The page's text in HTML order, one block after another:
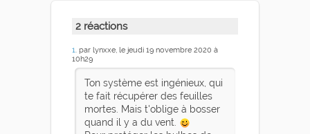
2 réactions
1. par lynxxe, le jeudi 19 novembre 2020 à
10h29
Ton système est ingénieux, qui
te fait récupérer des feuilles
mortes. Mais t'oblige à bosser
quand il y a du vent.